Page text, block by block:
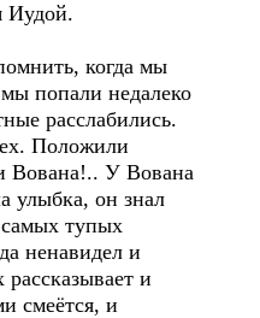
Иудой.
когда мы
попали недалеко
расслабились.
Положили
Вована!.. У Вована
улыбка, он знал
тупых
ненавидел и
и
смеётся, и